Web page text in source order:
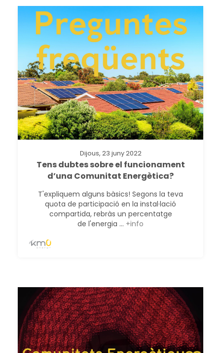
Dijous, 23 juny 2022
Tens dubtes sobre el funcionament
d’una Comunitat Energètica?
T'expliquem alguns bàsics! Segons la teva
quota de participació en la instal·lació
compartida, rebràs un percentatge
de l'energia ... +info